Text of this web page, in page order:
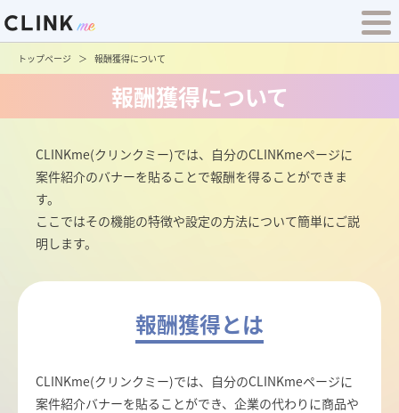
トップページ 報酬獲得について
報酬獲得について
CLINKme(クリンクミー)では、自分のCLINKmeページに
案件紹介のバナーを貼ることで報酬を得ることができま
す。
ここではその機能の特徴や設定の方法について簡単にご説
明します。
報酬獲得とは
CLINKme(クリンクミー)では、自分のCLINKmeページに
案件紹介バナーを貼ることができ、企業の代わりに商品や